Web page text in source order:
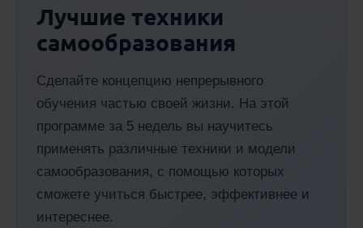
Лучшие техники
самообразования
Сделайте концепцию непрерывного
обучения частью своей жизни. На этой
программе за 5 недель вы научитесь
применять различные техники и модели
самообразования, с помощью которых
сможете учиться быстрее, эффективнее и
интереснее.